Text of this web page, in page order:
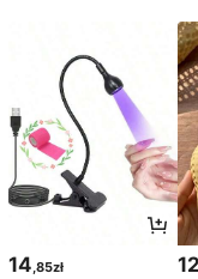
14,85zł 12